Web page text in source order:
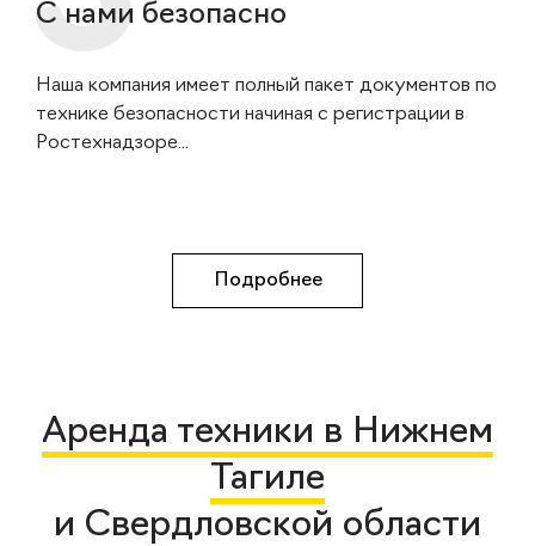
С нами безопасно
Наша компания имеет полный пакет документов по
технике безопасности начиная с регистрации в
Ростехнадзоре...
Подробнее
Аренда техники в Нижнем
Тагиле
и Свердловской области